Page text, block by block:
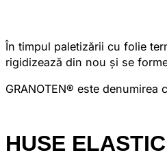
În timpul paletizării cu folie
rigidizează din nou și se
GRANOTEN® este
HUSE